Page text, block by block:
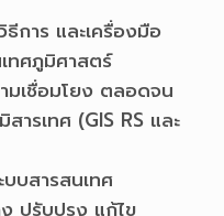
ธีการ และเครื่องมือ
ทศภูมิศาสตร์
มเชื่อมโยง ตลอดจน
ารเทศ (GIS RS และ
บบสารสนเทศ
ปรับปรุง แก้ไข